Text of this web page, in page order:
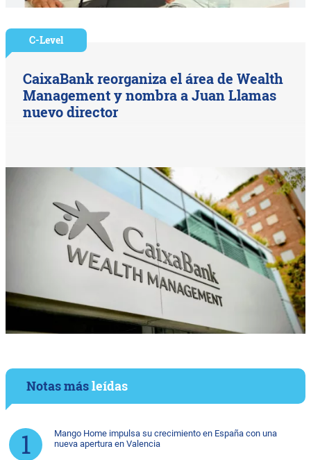
C-Level
CaixaBank reorganiza el área de Wealth
Management y nombra a Juan Llamas
nuevo director
Notas másleídas
Mango Home impulsa su crecimiento en España con una
nueva apertura en Valencia